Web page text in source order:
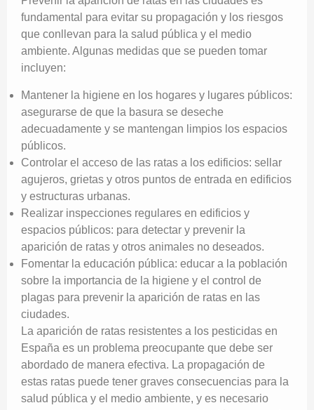
fundamental para evitar su propagación y los riesgos
que conllevan para la salud pública y el medio
ambiente. Algunas medidas que se pueden tomar
incluyen:
Mantener la higiene en los hogares y lugares públicos:
asegurarse de que la basura se deseche
adecuadamente y se mantengan limpios los espacios
públicos.
Controlar el acceso de las ratas a los edificios: sellar
agujeros, grietas y otros puntos de entrada en edificios
y estructuras urbanas.
Realizar inspecciones regulares en edificios y
espacios públicos: para detectar y prevenir la
aparición de ratas y otros animales no deseados.
Fomentar la educación pública: educar a la población
sobre la importancia de la higiene y el control de
plagas para prevenir la aparición de ratas en las
ciudades.
La aparición de ratas resistentes a los pesticidas en
España es un problema preocupante que debe ser
abordado de manera efectiva. La propagación de
estas ratas puede tener graves consecuencias para la
salud pública y el medio ambiente, y es necesario